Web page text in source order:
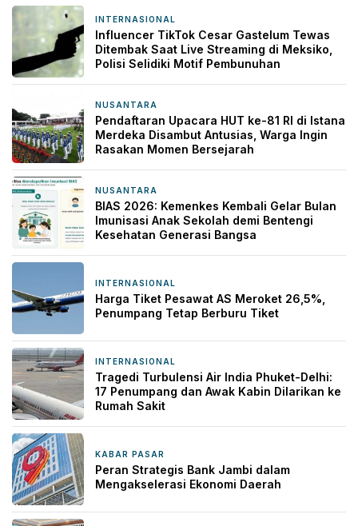
INTERNASIONAL
Influencer TikTok Cesar Gastelum Tewas
Ditembak Saat Live Streaming di Meksiko,
Polisi Selidiki Motif Pembunuhan
NUSANTARA
Pendaftaran Upacara HUT ke-81 RI di Istana
Merdeka Disambut Antusias, Warga Ingin
Rasakan Momen Bersejarah
NUSANTARA
BIAS 2026: Kemenkes Kembali Gelar Bulan
Imunisasi Anak Sekolah demi Bentengi
Kesehatan Generasi Bangsa
INTERNASIONAL
Harga Tiket Pesawat AS Meroket 26,5%,
Penumpang Tetap Berburu Tiket
INTERNASIONAL
Tragedi Turbulensi Air India Phuket-Delhi:
17 Penumpang dan Awak Kabin Dilarikan ke
Rumah Sakit
KABAR PASAR
Peran Strategis Bank Jambi dalam
Mengakselerasi Ekonomi Daerah